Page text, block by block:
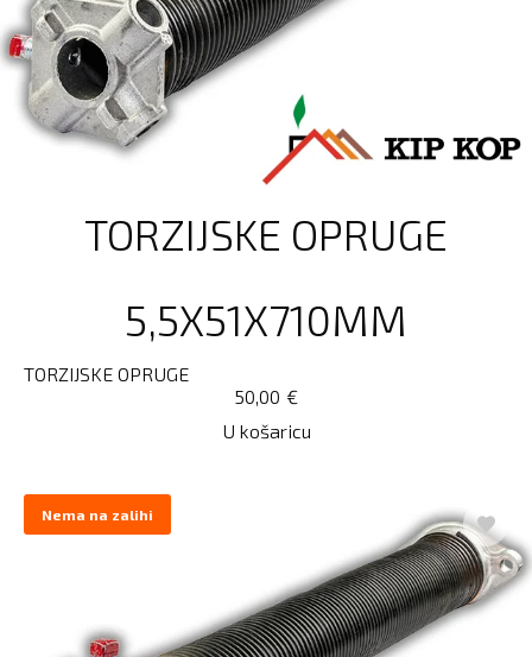
TORZIJSKE OPRUGE
5,5X51X710MM
TORZIJSKE OPRUGE
€
50,00
U košaricu
Nema na zalihi